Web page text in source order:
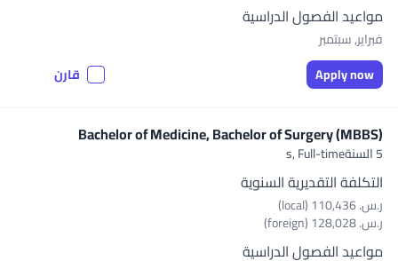
مواعيد الفصول الدراسية
فبراير, سبتمبر
Apply now
قارن
Bachelor of Medicine, Bachelor of Surgery (MBBS)
5 السنةs, Full-time
التكلفة التقديرية السنوية
ر.س.‏ 110,436 (local)
ر.س.‏ 128,028 (foreign)
مواعيد الفصول الدراسية